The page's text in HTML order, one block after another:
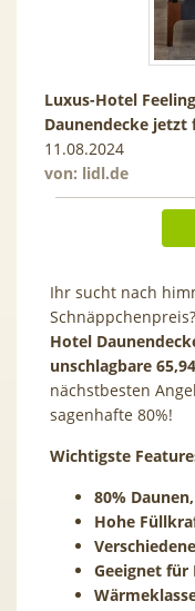
Luxus-Hotel
Daunendecke jetzt
11.08.2024
von: lidl.de
Ihr sucht nach
Hotel
unschlagbare
nächstbesten
sagenhafte 80%!
Wichtigste
80%
Hohe
Geeignet für